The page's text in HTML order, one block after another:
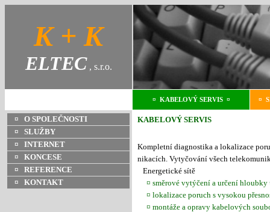
K + K
ELTEC , s.r.o.
¤ KABELOVÝ SERVIS ¤ ¤
¤ O SPOLEČNOSTI
¤ SLUŽBY
¤ INTERNET
¤ KONCESE
¤ REFERENCE
¤ KONTAKT
KABELOVÝ SERVIS
Kompletní diagnostika a lokalizace
nikacích. Vytyčování všech
Energetické sítě
¤ směrové vytýčení a určení hloubky
¤ lokalizace poruch s vysokou
¤ montáže a opravy kabelových